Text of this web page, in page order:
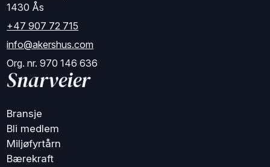
1430 Ås
+47 907 72 715
info@akershus.com
Org. nr. 970 146 636
Snarveier
Bransje
Bli medlem
Miljøfyrtårn
Bærekraft